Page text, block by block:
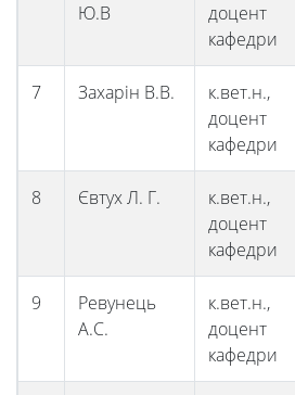
Ю.В
доцент
кафедри
7 Захарін В.В.
к.вет.н.,
доцент
кафедри
8 Євтух Л. Г.
к.вет.н.,
доцент
кафедри
9
Ревунець
А.С.
к.вет.н.,
доцент
кафедри